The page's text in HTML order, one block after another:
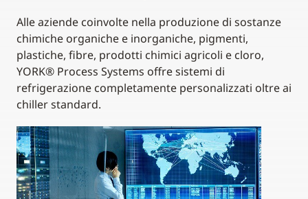
Alle aziende coinvolte nella produzione di sostanze
chimiche organiche e inorganiche, pigmenti,
plastiche, fibre, prodotti chimici agricoli e cloro,
YORK® Process Systems offre sistemi di
refrigerazione completamente personalizzati oltre ai
chiller standard.